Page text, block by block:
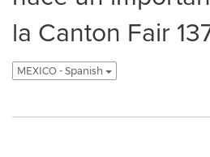
la Canton Fair
MEXICO - Spanish